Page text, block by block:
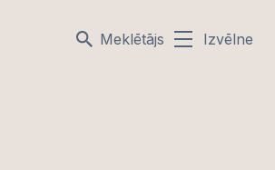
Meklētājs Izvēlne